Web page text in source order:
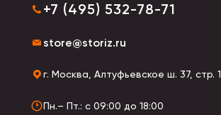
+7 (495) 532-78-71
store@storiz.ru
г. Москва, Алтуфьевское ш. 37, стр. 1
Пн.– Пт.: с 09:00 до 18:00